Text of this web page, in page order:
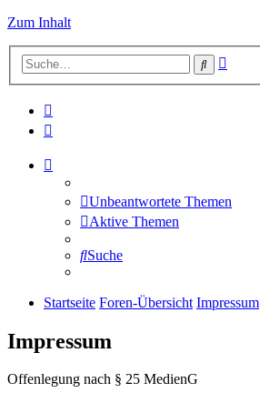
Zum Inhalt
Suche
Unbeantwortete Themen
Aktive Themen
Suche
Startseite Foren-Übersicht Impressum
Impressum
Offenlegung nach § 25 MedienG